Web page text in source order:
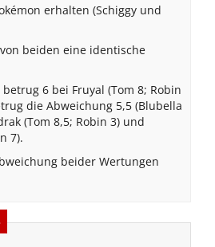
erhalten (Schiggy und
beiden eine identische
6 bei Fruyal (Tom 8; Robin
die Abweichung 5,5 (Blubella
(Tom 8,5; Robin 3) und
7).
beider Wertungen